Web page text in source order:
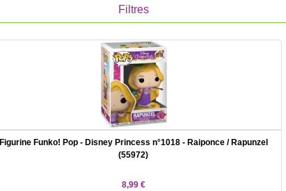
Filtres
Figurine Funko! Pop - Disney Princess n°1018 - Raiponce / Rapunzel
(55972)
8,99 €